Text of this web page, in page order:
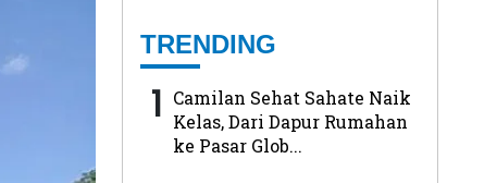
TRENDING
1 Camilan Sehat Sahate Naik
Kelas, Dari Dapur Rumahan
ke Pasar Glob...